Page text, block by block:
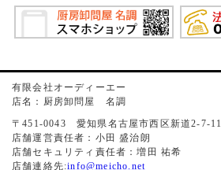
有限会社オーディーエー
店名：厨房卸問屋 名調
〒451-0043 愛知県名古屋市西区新道2-7-11
店舗運営責任者：小田 盛治朗
店舗セキュリティ責任者：増田 祐希
店舗連絡先:info@meicho.net